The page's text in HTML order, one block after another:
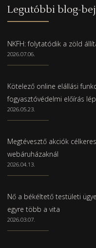
Legutóbbi blog-
NKFH: folytatódik a zöld
2026.07.06.
Kötelező online elállási
fogyasztóvédelmi előírás
2026.05.23.
Megtévesztő akciók
webáruházaknál
2026.04.13.
Nő a békéltető testületi
egyre több a vita
2026.03.07.